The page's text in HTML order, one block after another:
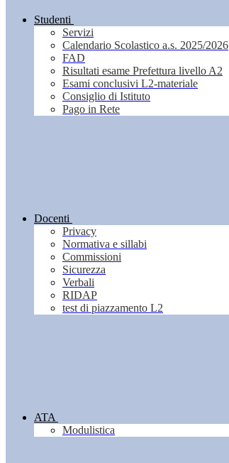
Studenti
Servizi
Calendario Scolastico a.s. 2025/2026
FAD
Risultati esame Prefettura livello A2
Esami conclusivi L2-materiale
Consiglio di Istituto
Pago in Rete
Docenti
Privacy
Normativa e sillabi
Commissioni
Sicurezza
Verbali
RIDAP
test di piazzamento L2
ATA
Modulistica